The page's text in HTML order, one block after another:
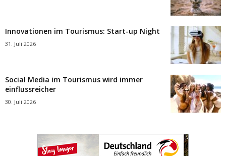
Innovationen im Tourismus: Start-up Night
31. Juli 2026
Social Media im Tourismus wird immer
einflussreicher
30. Juli 2026